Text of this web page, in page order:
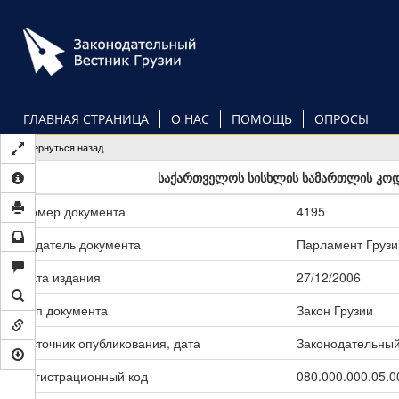
основному
содержанию
ГЛАВНАЯ СТРАНИЦА О НАС ПОМОЩЬ ОПРОСЫ
Вернуться назад
საქართველოს სისხლის სამართლის
Номер документа
4195
Издатель документа
Парламент
Дата издания
27/12/2006
Тип документа
Закон Грузии
Источник опубликования, дата
Регистрационный код